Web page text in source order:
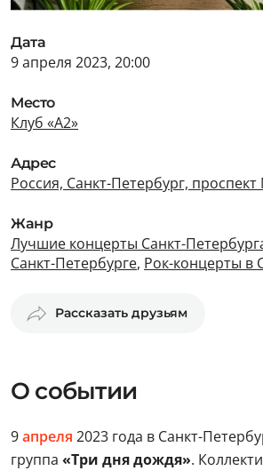
Дата
9 апреля 2023, 20:00
Место
Клуб «А2»
Адрес
Россия, Санкт-Петербург,
Жанр
Лучшие концерты Санкт-
Санкт-Петербурге, Рок-концерты в
Рассказать друзьям
О событии
9апреля 2023 года в Санкт-
группа «Три дня дождя».